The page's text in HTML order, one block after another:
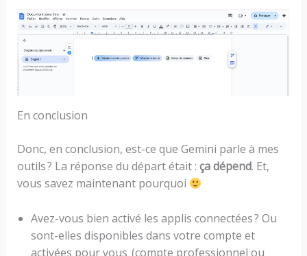
En conclusion
Donc, en conclusion, est-ce que Gemini parle à mes
outils ? La réponse du départ était : ça dépend. Et,
vous savez maintenant pourquoi
Avez-vous bien activé les applis connectées ? Ou
sont-elles disponibles dans votre compte et
activées pour vous (compte professionnel ou